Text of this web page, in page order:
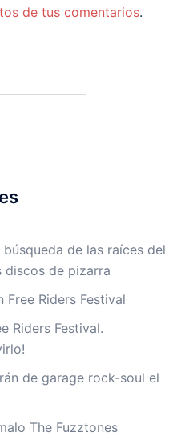
de tus comentarios.
de las raíces del
discos de pizarra
Free Riders Festival
Riders Festival.
de garage rock-soul el
The Fuzztones